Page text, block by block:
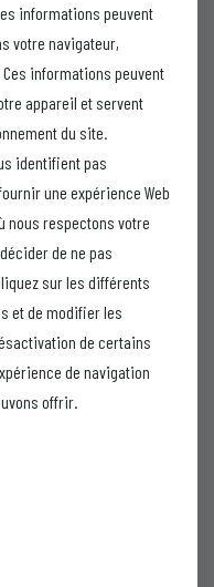
supérieure. FertiPro
nombreuses
5 continents.
FertiPro est la plus
elle inclut tous
ainsi que
de culture et de
des gamètes et
sont les plus
marché et
résultats de
informations peuvent
votre navigateur,
informations peuvent
appareil et servent
du site.
identifient pas
une expérience Web
nous respectons votre
de ne pas
sur les différents
et de modifier les
de certains
de navigation
offrir.
du site Web
Ils ne sont